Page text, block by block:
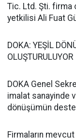
Tic. Ltd. Şti. firma
yetkilisi Ali Fuat
DOKA: YEŞİL
OLUŞTURULUYOR
DOKA Genel
imalat sanayinde
dönüşümün
Firmaların